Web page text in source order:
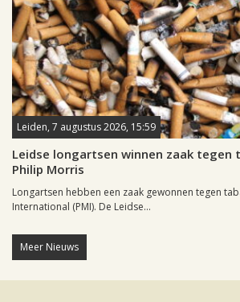
Leiden, 7 augustus 2026, 15:59
Leidse longartsen winnen zaak tegen
Philip Morris
Longartsen hebben een zaak gewonnen tegen
International (PMI). De Leidse...
Meer Nieuws